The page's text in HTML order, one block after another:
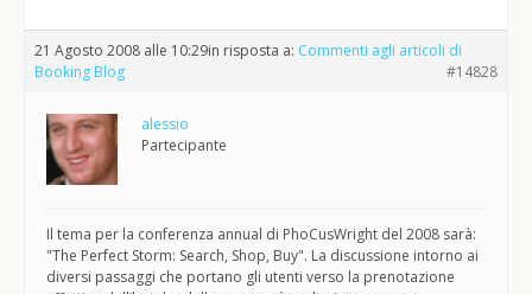
21 Agosto 2008 alle 10:29in risposta a: Commenti agli articoli di
Booking Blog
#14828
alessio
Partecipante
Il tema per la conferenza annual di PhoCusWright del 2008 sarà:
"The Perfect Storm: Search, Shop, Buy". La discussione intorno ai
diversi passaggi che portano gli utenti verso la prenotazione